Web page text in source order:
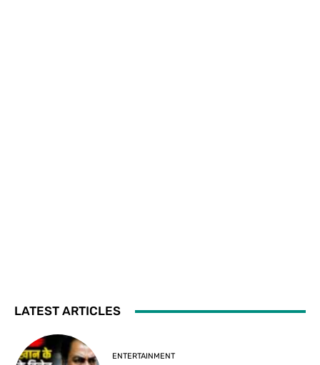
LATEST ARTICLES
ENTERTAINMENT